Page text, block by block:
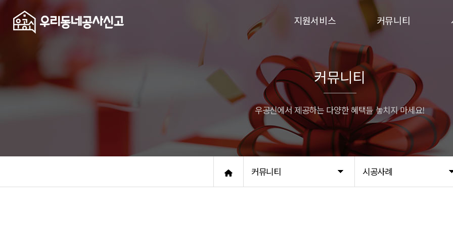
지원서비스
입주민동의서
승강기보양
행위허가
커뮤니티
시공사례
커뮤니티 시공사례
커뮤니티
우공신에서 제공하는 다양한 혜택들 놓치지 마세요!